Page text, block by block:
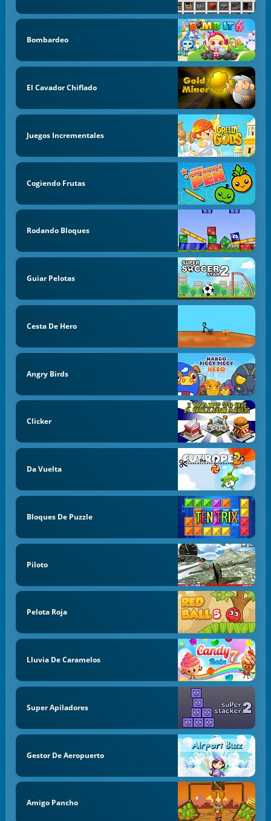
Bombardeo
El Cavador Chiflado
Juegos Incrementales
Cogiendo Frutas
Rodando Bloques
Guiar Pelotas
Cesta De Hero
Angry Birds
Clicker
Da Vuelta
Bloques De Puzzle
Piloto
Pelota Roja
Lluvia De Caramelos
Super Apiladores
Gestor De Aeropuerto
Amigo Pancho